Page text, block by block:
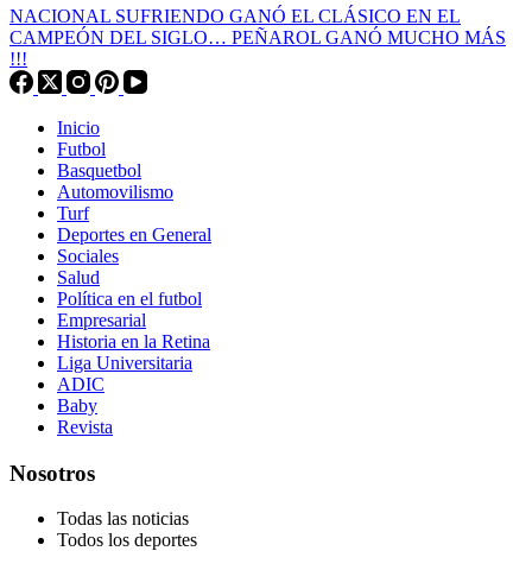
NACIONAL SUFRIENDO GANÓ EL CLÁSICO EN EL
CAMPEÓN DEL SIGLO… PEÑAROL GANÓ MUCHO MÁS
!!!
Inicio
Futbol
Basquetbol
Automovilismo
Turf
Deportes en General
Sociales
Salud
Política en el futbol
Empresarial
Historia en la Retina
Liga Universitaria
ADIC
Baby
Revista
Nosotros
Todas las noticias
Todos los deportes